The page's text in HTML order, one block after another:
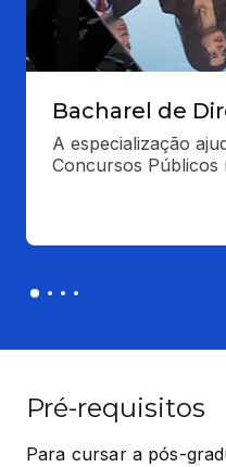
Bacharel de
A especialização
Concursos Públicos
Pré-requisitos
Para cursar a pós-